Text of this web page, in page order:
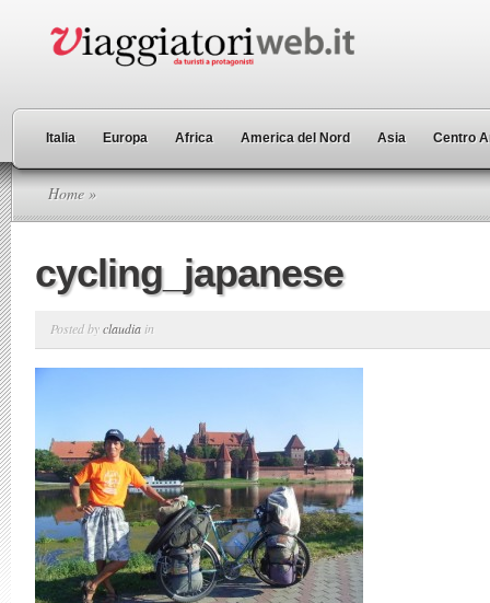
Italia Europa Africa America del Nord Asia Centro
Home »
cycling_japanese
Posted byclaudia in